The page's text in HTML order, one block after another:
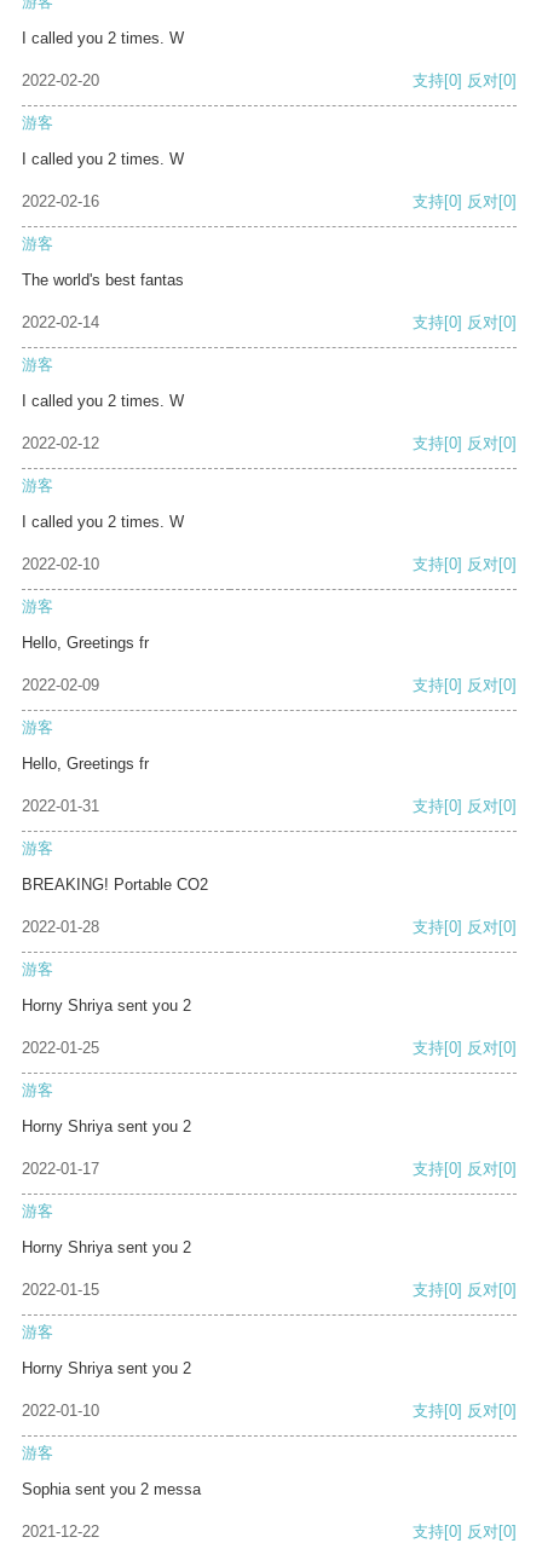
I called you 2 times. W
2022-02-20 支持[0] 反对[0]
游客
I called you 2 times. W
2022-02-16 支持[0] 反对[0]
游客
The world's best fantas
2022-02-14 支持[0] 反对[0]
游客
I called you 2 times. W
2022-02-12 支持[0] 反对[0]
游客
I called you 2 times. W
2022-02-10 支持[0] 反对[0]
游客
Hello, Greetings fr
2022-02-09 支持[0] 反对[0]
游客
Hello, Greetings fr
2022-01-31 支持[0] 反对[0]
游客
BREAKING! Portable CO2
2022-01-28 支持[0] 反对[0]
游客
Horny Shriya sent you 2
2022-01-25 支持[0] 反对[0]
游客
Horny Shriya sent you 2
2022-01-17 支持[0] 反对[0]
游客
Horny Shriya sent you 2
2022-01-15 支持[0] 反对[0]
游客
Horny Shriya sent you 2
2022-01-10 支持[0] 反对[0]
游客
Sophia sent you 2 messa
2021-12-22 支持[0] 反对[0]